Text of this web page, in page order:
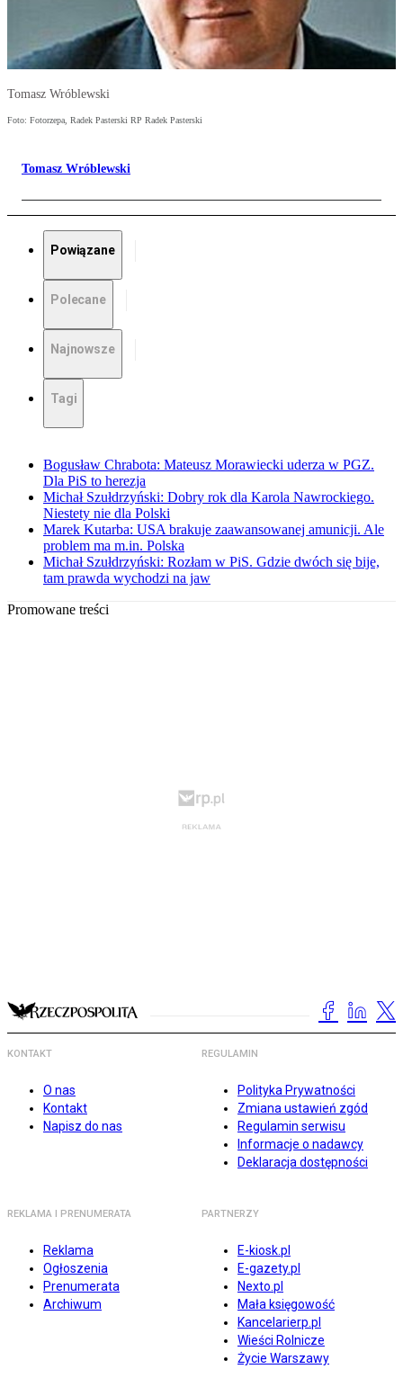
Tomasz Wróblewski
Foto: Fotorzepa, Radek Pasterski RP Radek Pasterski
Tomasz Wróblewski
Powiązane
Polecane
Najnowsze
Tagi
Bogusław Chrabota: Mateusz Morawiecki uderza w PGZ.
Dla PiS to herezja
Michał Szułdrzyński: Dobry rok dla Karola Nawrockiego.
Niestety nie dla Polski
Marek Kutarba: USA brakuje zaawansowanej amunicji. Ale
problem ma m.in. Polska
Michał Szułdrzyński: Rozłam w PiS. Gdzie dwóch się bije,
tam prawda wychodzi na jaw
Promowane treści
KONTAKT
O nas
Kontakt
Napisz do nas
REGULAMIN
Polityka Prywatności
Zmiana ustawień zgód
Regulamin serwisu
Informacje o nadawcy
Deklaracja dostępności
REKLAMA I PRENUMERATA
Reklama
Ogłoszenia
Prenumerata
Archiwum
PARTNERZY
E-kiosk.pl
E-gazety.pl
Nexto.pl
Mała księgowość
Kancelarierp.pl
Wieści Rolnicze
Życie Warszawy